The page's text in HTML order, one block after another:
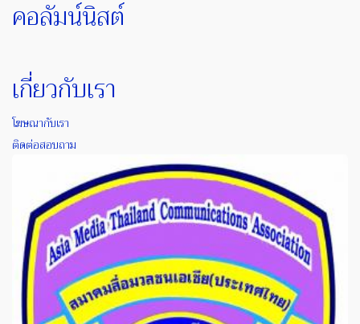
คอลัมน์นิสต์
เกี่ยวกับเรา
โฆษณากับเรา
ติดต่อสอบถาม